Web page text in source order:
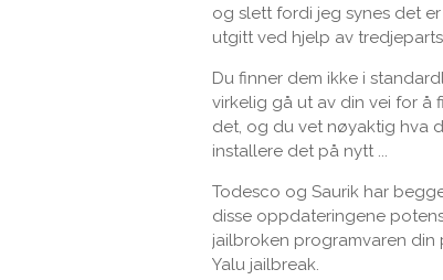
og slett fordi jeg synes det
utgitt ved hjelp av
Du finner dem ikke i
virkelig gå ut av din vei for å
det, og du vet nøyaktig hva
installere det på nytt ...
Todesco og Saurik har
disse oppdateringene
jailbroken programvaren
Yalu jailbreak.